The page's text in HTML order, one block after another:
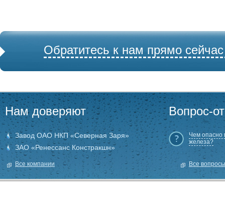
Обратитесь к нам прямо
Нам доверяют
Завод ОАО НКП «Северная Заря»
ЗАО «Ренессанс Констракшн»
Все компании
Вопрос-
Чем опасно
железа?
Все вопросы